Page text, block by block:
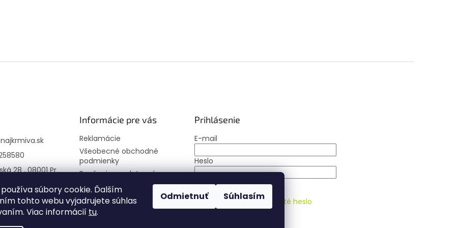
súbory cookie. Ďalším
tohto webu vyjadrujete súhlas
Viac informácií tu.
Odmietnuť Súhlasím
najkrmiva.sk
28 , 08001 Pr
Informácie pre vás
Reklamácie
Všeobecné obchodné
podmienky
Poučenie o uplatnení
práva spotrebiteľa
Moja objednávka
Prihlásenie
E-mail
Heslo
PRIHLÁSIŤ SA
Nová registráciaZabudnuté heslo